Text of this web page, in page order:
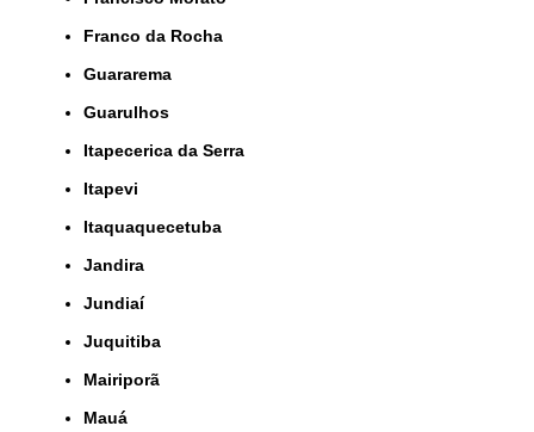
Franco da Rocha
Guararema
Guarulhos
Itapecerica da Serra
Itapevi
Itaquaquecetuba
Jandira
Jundiaí
Juquitiba
Mairiporã
Mauá